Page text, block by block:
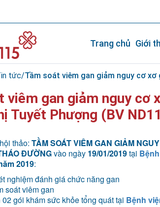
Trang chủ Giới
tức/Tầm soát viêm gan giảm nguy cơ xơ
viêm gan giảm nguy cơ
Tuyết Phượng (BV
thảo: TẦM SOÁT VIÊM GAN GIẢM
ĐƯỜNGvào ngày 19/01/2019tại
2019:
nghiệm đánh giá chức năng gan
soát viêm gan
gói khám sức khỏe tổng quát tại Bệnh